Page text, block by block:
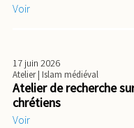
Voir
17 juin 2026
Atelier| Islam médiéval
Atelier de recherche
chrétiens
Voir